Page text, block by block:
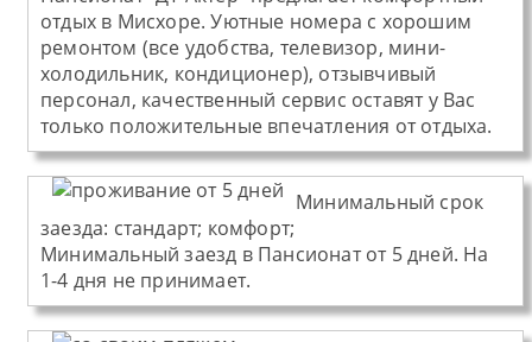
отдых в Мисхоре. Уютные номера с хорошим
ремонтом (все удобства, телевизор, мини-
холодильник, кондиционер), отзывчивый
персонал, качественный сервис оставят у Вас
только положительные впечатления от отдыха.
Минимальный срок
заезда: стандарт; комфорт;
Минимальный заезд в Пансионат от 5 дней. На
1-4 дня не принимает.